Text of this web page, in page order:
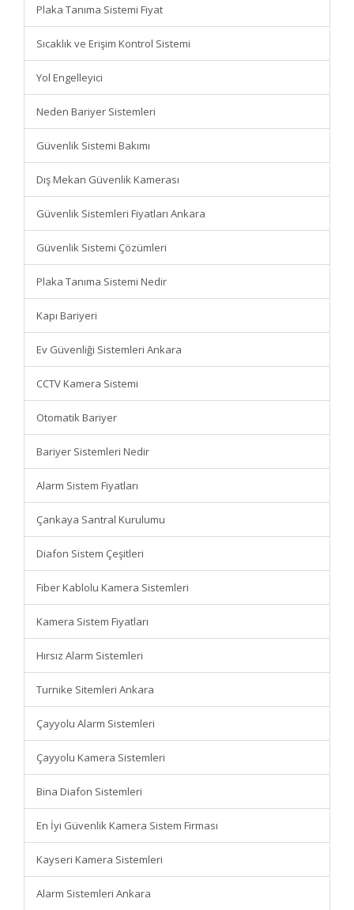
Plaka Tanıma Sistemi Fiyat
Sıcaklık ve Erişim Kontrol Sistemi
Yol Engelleyici
Neden Bariyer Sistemleri
Güvenlik Sistemi Bakımı
Dış Mekan Güvenlik Kamerası
Güvenlik Sistemleri Fiyatları Ankara
Güvenlik Sistemi Çözümleri
Plaka Tanıma Sistemi Nedir
Kapı Bariyeri
Ev Güvenliği Sistemleri Ankara
CCTV Kamera Sistemi
Otomatik Bariyer
Bariyer Sistemleri Nedir
Alarm Sistem Fiyatları
Çankaya Santral Kurulumu
Diafon Sistem Çeşitleri
Fiber Kablolu Kamera Sistemleri
Kamera Sistem Fiyatları
Hırsız Alarm Sistemleri
Turnike Sitemleri Ankara
Çayyolu Alarm Sistemleri
Çayyolu Kamera Sistemleri
Bina Diafon Sistemleri
En İyi Güvenlik Kamera Sistem Firması
Kayseri Kamera Sistemleri
Alarm Sistemleri Ankara